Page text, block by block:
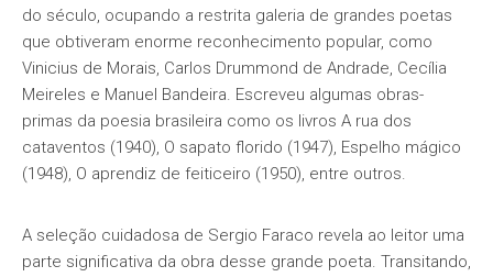
do século, ocupando a restrita galeria de grandes poetas
que obtiveram enorme reconhecimento popular, como
Vinicius de Morais, Carlos Drummond de Andrade, Cecília
Meireles e Manuel Bandeira. Escreveu algumas obras-
primas da poesia brasileira como os livros A rua dos
cataventos (1940), O sapato florido (1947), Espelho mágico
(1948), O aprendiz de feiticeiro (1950), entre outros.
A seleção cuidadosa de Sergio Faraco revela ao leitor uma
parte significativa da obra desse grande poeta. Transitando,